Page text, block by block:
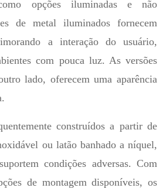
opções iluminadas e não
de metal iluminados fornecem
a interação do usuário,
com pouca luz. As versões
lado, oferecem uma aparência
construídos a partir de
ou latão banhado a níquel,
condições adversas. Com
de montagem disponíveis, os